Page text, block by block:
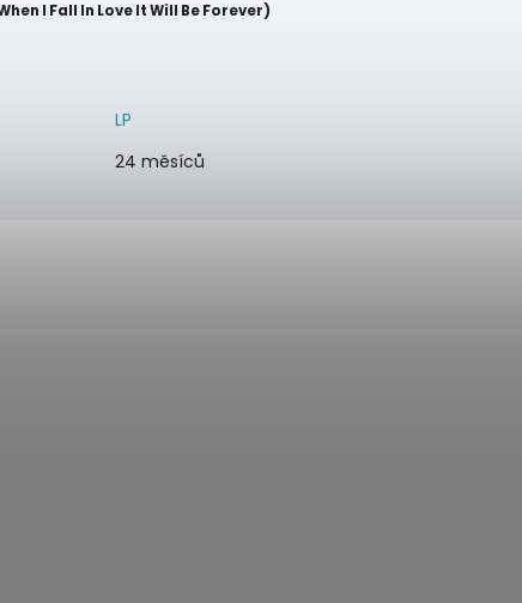
I Fall In Love It Will Be Forever)
LP
24 měsíců